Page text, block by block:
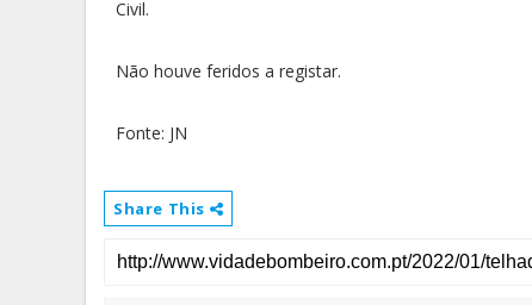
Civil.
Não houve feridos a registar.
Fonte: JN
Share This